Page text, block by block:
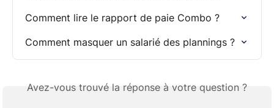
Comment lire le rapport de paie Combo ?
Comment masquer un salarié des plannings ?
Avez-vous trouvé la réponse à votre question ?